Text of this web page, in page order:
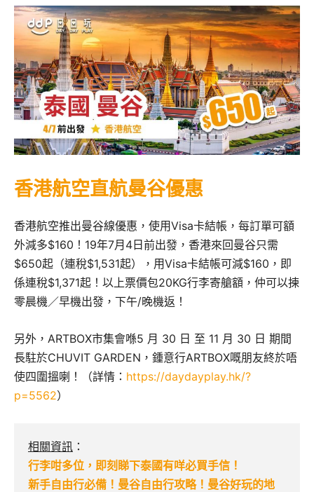
香港航空直航曼谷優惠
香港航空推出曼谷線優惠，使用Visa卡結帳，每訂單可額
外減多$160！19年7月4日前出發，香港來回曼谷只需
$650起（連稅$1,531起），用Visa卡結帳可減$160，即
係連稅$1,371起！以上票價包20KG行李寄艙額，仲可以揀
零晨機／早機出發，下午/晚機返！
另外，ARTBOX市集會喺5 月 30 日 至 11 月 30 日 期間
長駐於CHUVIT GARDEN，鍾意行ARTBOX嘅朋友終於唔
使四圍搵喇！（詳情： https://daydayplay.hk/?
p=5562）
相關資訊 ：
行李咁多位，即刻睇下泰國有咩必買手信！
新手自由行必備！曼谷自由行攻略！曼谷好玩的地